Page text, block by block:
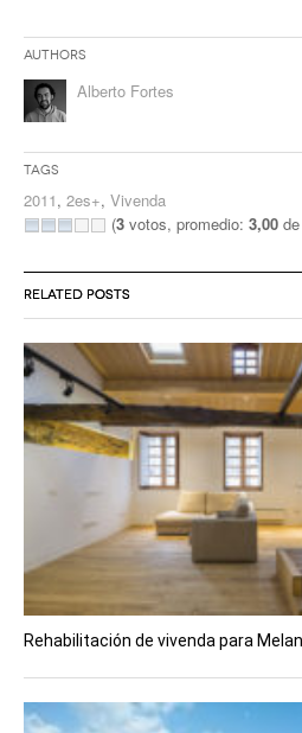
Authors
Alberto Fortes
Tags
2011, 2es+, Vivenda
(3 votos, promedio: 3,00
RELATED POSTS
Rehabilitación de vivenda para